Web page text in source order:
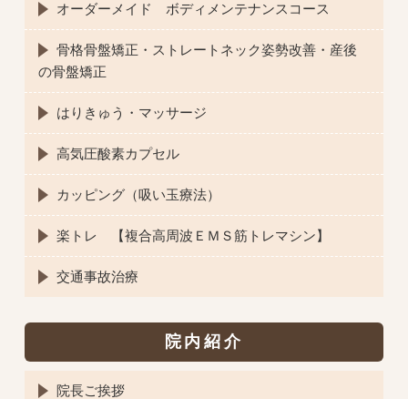
オーダーメイド ボディメンテナンスコース
骨格骨盤矯正・ストレートネック姿勢改善・産後
の骨盤矯正
はりきゅう・マッサージ
高気圧酸素カプセル
カッピング（吸い玉療法）
楽トレ 【複合高周波ＥＭＳ筋トレマシン】
交通事故治療
院内紹介
院長ご挨拶